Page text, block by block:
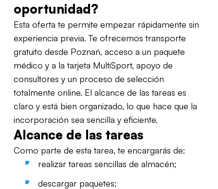
oportunidad?
Esta oferta te permite empezar rápidamente sin
experiencia previa. Te ofrecemos transporte
gratuito desde Poznań, acceso a un paquete
médico y a la tarjeta MultiSport, apoyo de
consultores y un proceso de selección
totalmente online. El alcance de las tareas es
claro y está bien organizado, lo que hace que la
incorporación sea sencilla y eficiente.
Alcance de las tareas
Como parte de esta tarea, te encargarás de:
realizar tareas sencillas de almacén;
descargar paquetes;